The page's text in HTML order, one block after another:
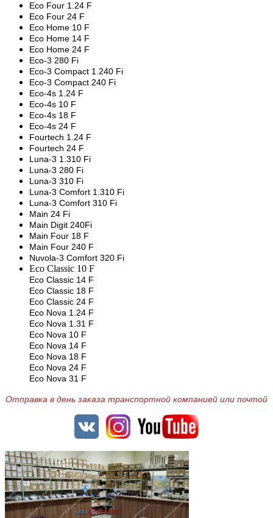
Eco Four 1.24 F
Eco Four 24 F
Eco Home 10 F
Eco Home 14 F
Eco Home 24 F
Eco-3 280 Fi
Eco-3 Compact 1.240 Fi
Eco-3 Compact 240 Fi
Eco-4s 1.24 F
Eco-4s 10 F
Eco-4s 18 F
Eco-4s 24 F
Fourtech 1.24 F
Fourtech 24 F
Luna-3 1.310 Fi
Luna-3 280 Fi
Luna-3 310 Fi
Luna-3 Comfort 1.310 Fi
Luna-3 Comfort 310 Fi
Main 24 Fi
Main Digit 240Fi
Main Four 18 F
Main Four 240 F
Nuvola-3 Comfort 320 Fi
Eco Classic 10 F
Eco Classic 14 F
Eco Classic 18 F
Eco Classic 24 F
Eco Nova 1.24 F
Eco Nova 1.31 F
Eco Nova 10 F
Eco Nova 14 F
Eco Nova 18 F
Eco Nova 24 F
Eco Nova 31 F
Отправка в день заказа транспортной компанией или почтой